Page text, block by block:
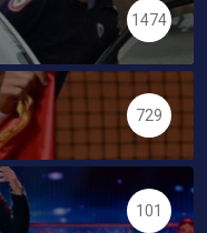
1474
729
101